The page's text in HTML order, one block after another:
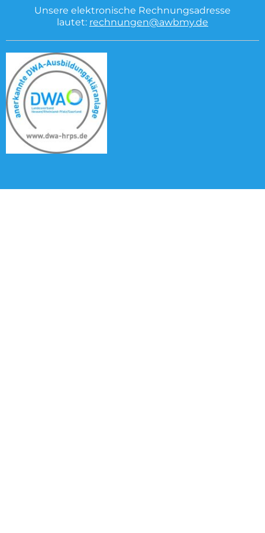
Unsere elektronische Rechnungsadresse
lautet: rechnungen@awbmy.de